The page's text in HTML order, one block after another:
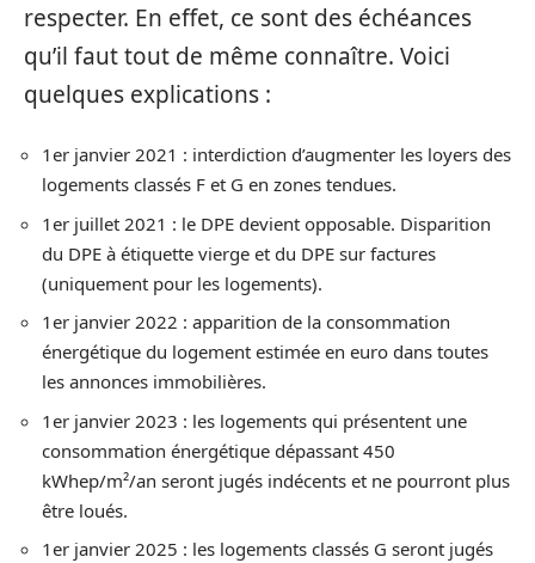
respecter. En effet, ce sont des échéances
qu’il faut tout de même connaître. Voici
quelques explications :
1er janvier 2021 : interdiction d’augmenter les loyers des
logements classés F et G en zones tendues.
1er juillet 2021 : le DPE devient opposable. Disparition
du DPE à étiquette vierge et du DPE sur factures
(uniquement pour les logements).
1er janvier 2022 : apparition de la consommation
énergétique du logement estimée en euro dans toutes
les annonces immobilières.
1er janvier 2023 : les logements qui présentent une
consommation énergétique dépassant 450
kWhep/m²/an seront jugés indécents et ne pourront plus
être loués.
1er janvier 2025 : les logements classés G seront jugés